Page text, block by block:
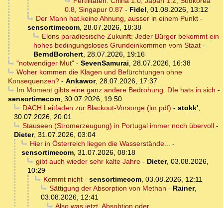
0.8, Singapur 0.87 - Fidel, 01.08.2026, 13:12
Der Mann hat.keine Ahnung, ausser in einem Punkt-
sensortimecom, 28.07.2026, 18:38
Elons paradiesische Zukunft: Jeder Bürger bekommt ein
hohes bedingungsloses Grundeinkommen vom Staat -
BerndBorchert, 28.07.2026, 19:16
"notwendiger Mut"- SevenSamurai, 28.07.2026, 16:38
Woher kommen die Klagen und Befürchtungen ohne
Konsequenzen? - Ankawor, 28.07.2026, 17:37
Im Moment gibts eine ganz andere Bedrohung. DIe hats in sich -
sensortimecom, 30.07.2026, 19:50
DACH Leitfaden zur Blackout-Vorsorge (lm.pdf) - stokk',
30.07.2026, 20:01
Stauseen (Stromerzeugung) in Portugal immer noch übervoll-
Dieter, 31.07.2026, 03:04
Hier in Österreich liegen die Wasserstände... -
sensortimecom, 31.07.2026, 08:18
gibt auch wieder sehr kalte Jahre- Dieter, 03.08.2026,
10:29
Kommt nicht- sensortimecom, 03.08.2026, 12:11
Sättigung der Absorption von Methan - Rainer,
03.08.2026, 12:41
Also was jetzt, Absobtion oder